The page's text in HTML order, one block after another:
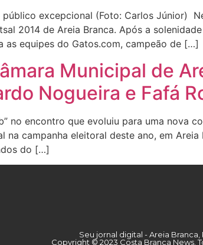
excepcional (Foto: Carlos Júnior)
2014 de Areia Branca. Após a
as equipes do Gatos.com, campeão de […]
Municipal de
Nogueira e Fafá
no encontro que evoluiu para uma
campanha eleitoral deste ano, em
do […]
Seu jornal digital - Areia
Copyright © 2023 Costa Branca News.